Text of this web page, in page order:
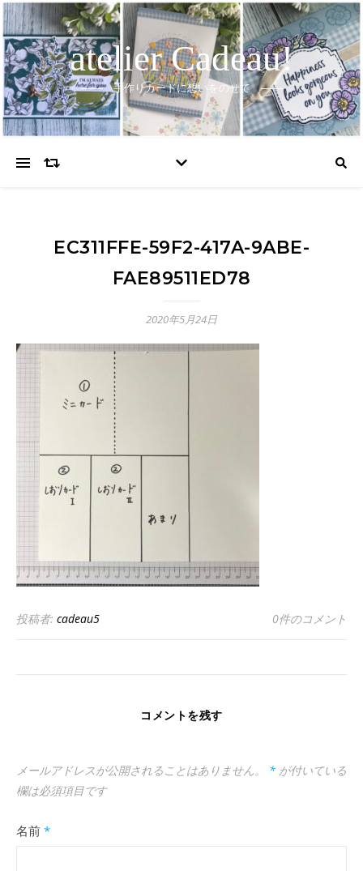
atelier Cadeau!
手作りカードに想いをのせて
EC311FFE-59F2-417A-9ABE-
FAE89511ED78
2020年5月24日
投稿者: cadeau5 0件のコメント
コメントを残す
メールアドレスが公開されることはありません。 * が付いている
欄は必須項目です
名前 *